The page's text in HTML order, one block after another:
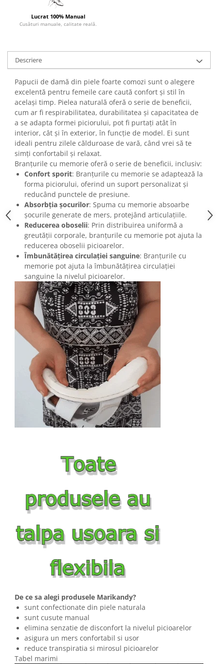
Lucrat 100% Manual
Cusături manuale, calitate reală.
Descriere
Papucii de damă din piele foarte comozi sunt o alegere
excelentă pentru femeile care caută confort și stil în
același timp. Pielea naturală oferă o serie de beneficii,
cum ar fi respirabilitatea, durabilitatea și capacitatea de
a se adapta formei piciorului, pot fi purtați atât în
interior, cât și în exterior, în funcție de model. Ei sunt
ideali pentru zilele călduroase de vară, când vrei să te
simți confortabil și relaxat.
Branțurile cu memorie oferă o serie de beneficii, inclusiv:
Confort sporit: Branțurile cu memorie se adaptează la
forma piciorului, oferind un suport personalizat și
reducând punctele de presiune.
Absorbția șocurilor: Spuma cu memorie absoarbe
șocurile generate de mers, protejând articulațiile.
Reducerea oboselii: Prin distribuirea uniformă a
greutății corporale, branțurile cu memorie pot ajuta la
reducerea oboselii picioarelor.
Îmbunătățirea circulației sanguine: Branțurile cu
memorie pot ajuta la îmbunătățirea circulației
sanguine la nivelul picioarelor.
De ce sa alegi produsele Marikandy?
sunt confectionate din piele naturala
sunt cusute manual
elimina senzatie de disconfort la nivelul picioarelor
asigura un mers confortabil si usor
reduce transpiratia si mirosul picioarelor
Tabel marimi